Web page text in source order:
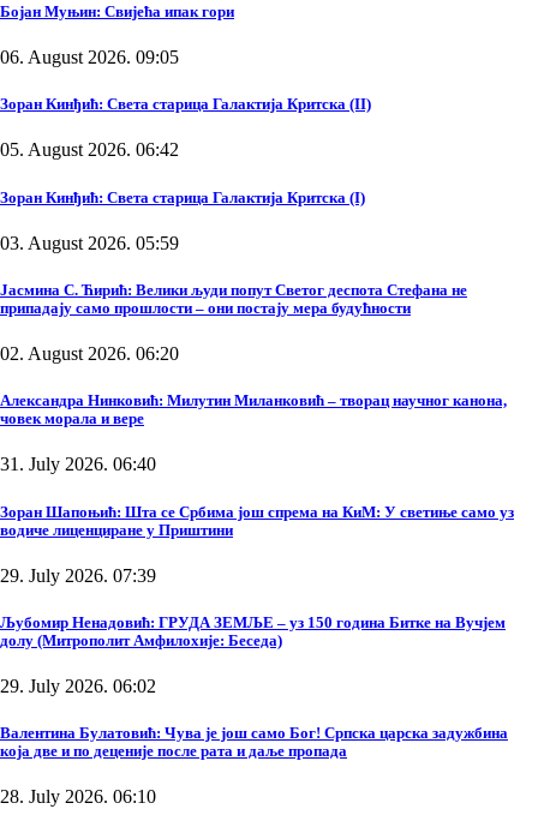
Бојан Муњин: Свијећа ипак гори
06. August 2026. 09:05
Зоран Кинђић: Света старица Галактија Критска (II)
05. August 2026. 06:42
Зоран Кинђић: Света старица Галактија Критска (I)
03. August 2026. 05:59
Јасмина С. Ћирић: Велики људи попут Светог деспота Стефана не
припадају само прошлости – они постају мера будућности
02. August 2026. 06:20
Александра Нинковић: Милутин Миланковић – творац научног канона,
човек морала и вере
31. July 2026. 06:40
Зоран Шапоњић: Шта се Србима још спрема на КиМ: У светиње само уз
водиче лиценциране у Приштини
29. July 2026. 07:39
Љубомир Ненадовић: ГРУДА ЗЕМЉЕ – уз 150 година Битке на Вучјем
долу (Митрополит Амфилохије: Беседа)
29. July 2026. 06:02
Валентина Булатовић: Чува је још само Бог! Српска царска задужбина
која две и по деценије после рата и даље пропада
28. July 2026. 06:10